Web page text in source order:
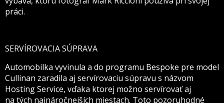
práci.
SERVÍROVACIA SÚPRAVA
Automobilka vyvinula a do programu Bespoke pre model
Cullinan zaradila aj servírovaciu súpravu s názvom
Hosting Service, vďaka ktorej možno servírovať aj
na tých najnáročnejších miestach. Toto pozoruhodné